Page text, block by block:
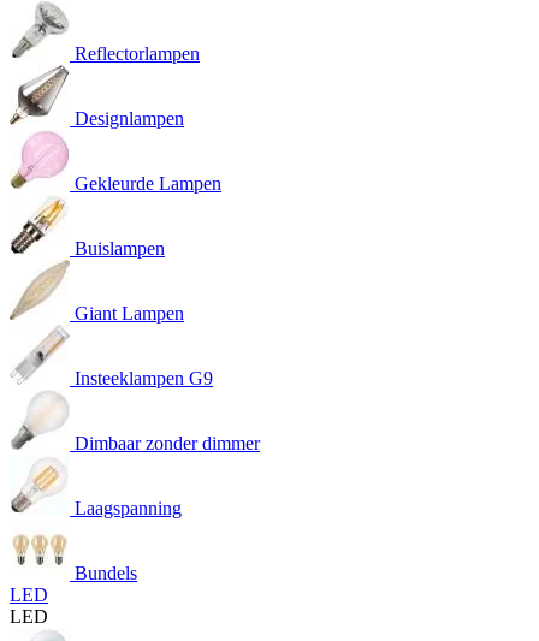
Reflectorlampen
Designlampen
Gekleurde Lampen
Buislampen
Giant Lampen
Insteeklampen G9
Dimbaar zonder dimmer
Laagspanning
Bundels
LED
LED